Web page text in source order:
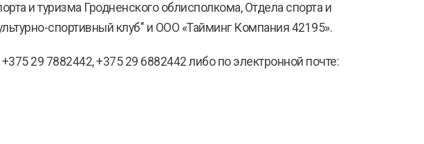
и туризма Гродненского облисполкома, Отдела спорта и
спортивный клуб" и ООО «Тайминг Компания 42195».
29 7882442, +375 29 6882442 либо по электронной почте: